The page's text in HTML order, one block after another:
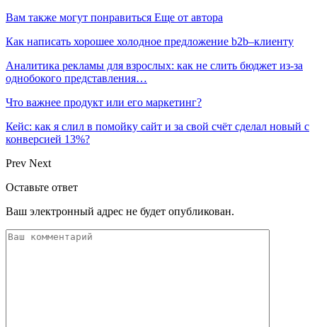
Вам также могут понравиться Еще от автора
Как написать хорошее холодное предложение b2b–клиенту
Аналитика рекламы для взрослых: как не слить бюджет из-за
однобокого представления…
Что важнее продукт или его маркетинг?
Кейс: как я слил в помойку сайт и за свой счёт сделал новый с
конверсией 13%?
Prev Next
Оставьте ответ
Ваш электронный адрес не будет опубликован.